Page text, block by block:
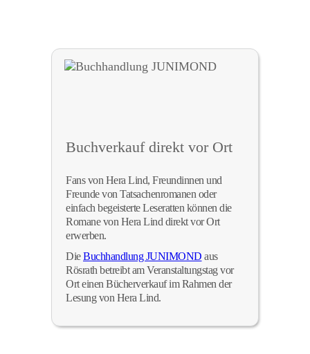
Buchverkauf direkt vor Ort
Fans von Hera Lind, Freundinnen und
Freunde von Tatsachenromanen oder
einfach begeisterte Leseratten können die
Romane von Hera Lind direkt vor Ort
erwerben.
DieBuchhandlung JUNIMOND aus
Rösrath betreibt am Veranstaltungstag vor
Ort einen Bücherverkauf im Rahmen der
Lesung von Hera Lind.